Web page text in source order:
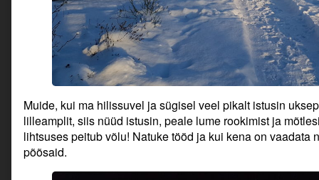
Muide, kui ma hilissuvel ja sügisel veel pikalt istusin
lilleamplit, siis nüüd istusin, peale lume rookimist ja
lihtsuses peitub võlu! Natuke tööd ja kui kena on vaadata
põõsaid.